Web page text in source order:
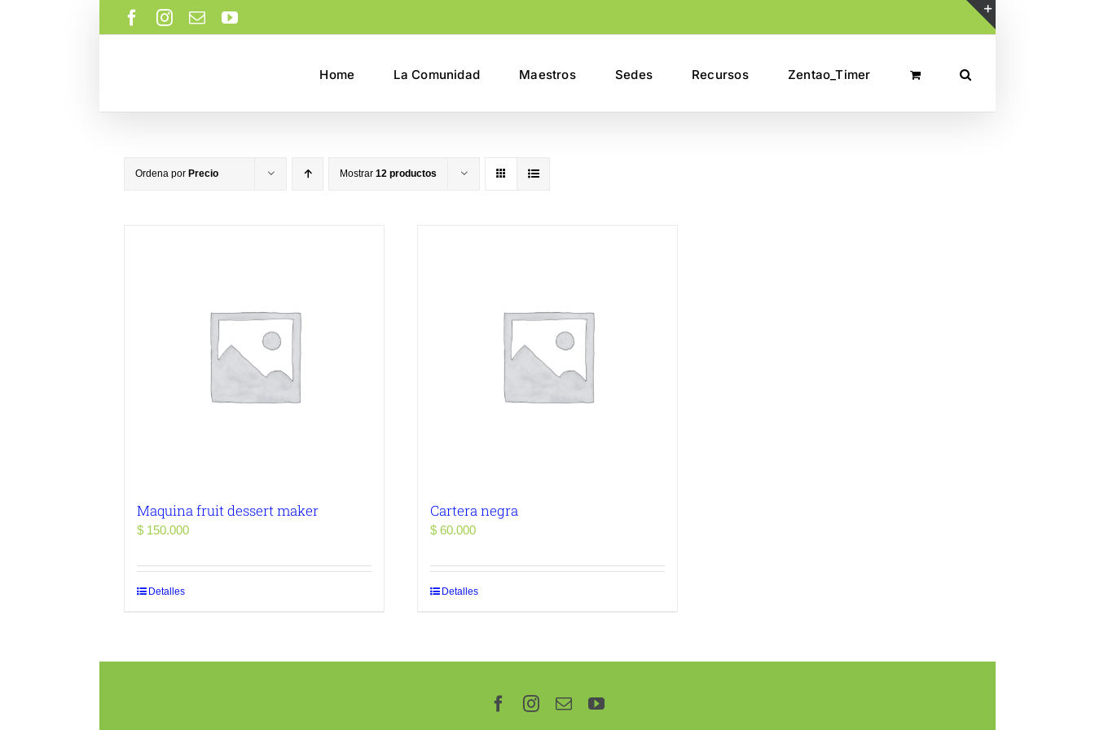
Facebook
Instagram
Correo
electrónico
YouTube
Home La Comunidad Maestros Sedes Recursos Zentao_Timer
Ordena por Precio Mostrar 12 productos
Maquina fruit dessert maker
$ 150.000
Detalles
Cartera negra
$60.000
Detalles
Facebook
Instagram
CorreoYouTube
Toggle